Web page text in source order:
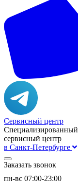
Сервисный центр
Специализированный
сервисный центр
в Санкт-Петербурге
Заказать звонок
пн-вс 07:00-23:00